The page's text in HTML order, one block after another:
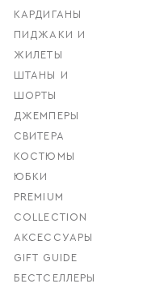
КАРДИГАНЫ
ПИДЖАКИ И
ЖИЛЕТЫ
ШТАНЫ И
ШОРТЫ
ДЖЕМПЕРЫ
СВИТЕРА
КОСТЮМЫ
ЮБКИ
PREMIUM
COLLECTION
АКСЕССУАРЫ
GIFT GUIDE
БЕСТСЕЛЛЕРЫ